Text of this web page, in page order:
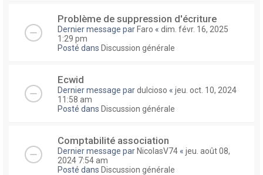
Problème de suppression d'écriture
Dernier message par Faro « dim. févr. 16, 2025
1:29 pm
Posté dans Discussion générale
Ecwid
Dernier message pardulcioso « jeu. oct. 10, 2024
11:58 am
Posté dans Discussion générale
Comptabilité association
Dernier message par NicolasV74 « jeu. août 08,
2024 7:54 am
Posté dans Discussion générale